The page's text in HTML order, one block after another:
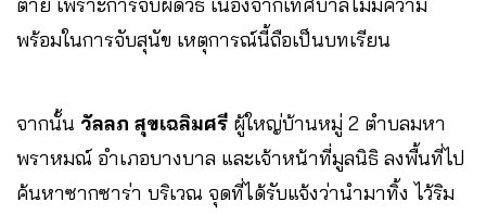
พร้อมในการจับสุนัข เหตุการณ์นี้ถือเป็นบทเรียน
จากนั้น วัลลภ สุขเฉลิมศรี ผู้ใหญ่บ้านหมู่ 2 ตำบลมหา
พราหมณ์ อำเภอบางบาล และเจ้าหน้าที่มูลนิธิ ลงพื้นที่ไป
ค้นหาซากซาร่า บริเวณ จุดที่ได้รับแจ้งว่านำมาทิ้ง ไว้ริม